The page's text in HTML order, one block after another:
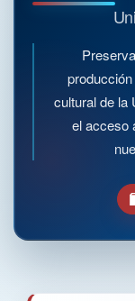
cultural de la
el acceso